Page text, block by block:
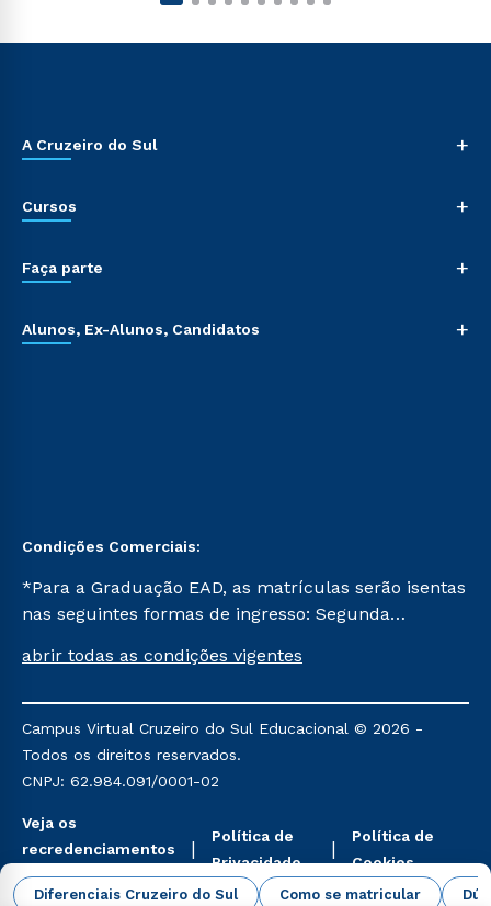
Diferenciais Cruzeiro do Sul Como se matricular
A Cruzeiro do Sul +
Cursos +
Faça parte +
Alunos, Ex-Alunos, Candidatos +
Condições Comerciais:
*Para a Graduação EAD, as matrículas serão isentas
nas seguintes formas de ingresso: Segunda
Já para as demais, a taxa de matrícula será de R$
mencionadas são referentes aos cursos: Ensino
Religioso, Geografia para a Docência e Metodologia
do Ensino de História: Questões Atuais.
abrir todas as condições vigentes
Campus Virtual Cruzeiro do Sul Educacional © 2026 -
Todos os direitos reservados.
CNPJ: 62.984.091/0001-02
Veja os
recredenciamentos
aqui
Política de
Privacidade
Política de
Cookies